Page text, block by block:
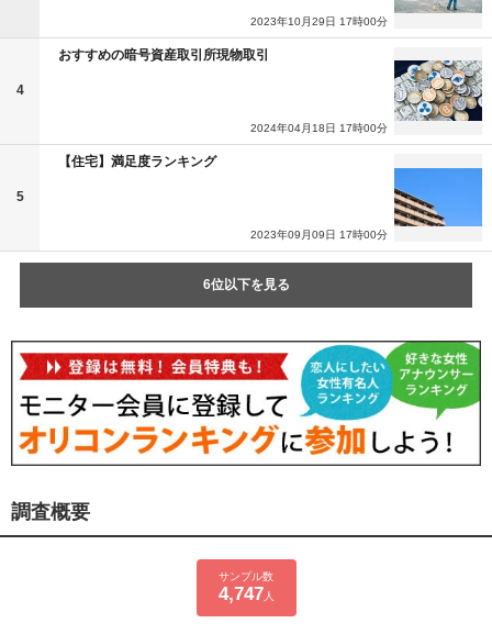
2023年10月29日 17時00分
4
おすすめの暗号資産取引所現物取引
2024年04月18日 17時00分
5
【住宅】満足度ランキング
2023年09月09日 17時00分
6位以下を見る
調査概要
サンプル数
4,747 人